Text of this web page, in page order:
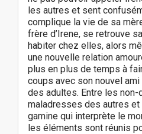
les autres et sent
complique la vie de sa
frère d’Irene, se retrouve
habiter chez elles, alors
une nouvelle relation
plus en plus de temps à
coups avec son nouvel
des adultes. Entre les
maladresses des autres et
gamine qui interprète le
les éléments sont réunis